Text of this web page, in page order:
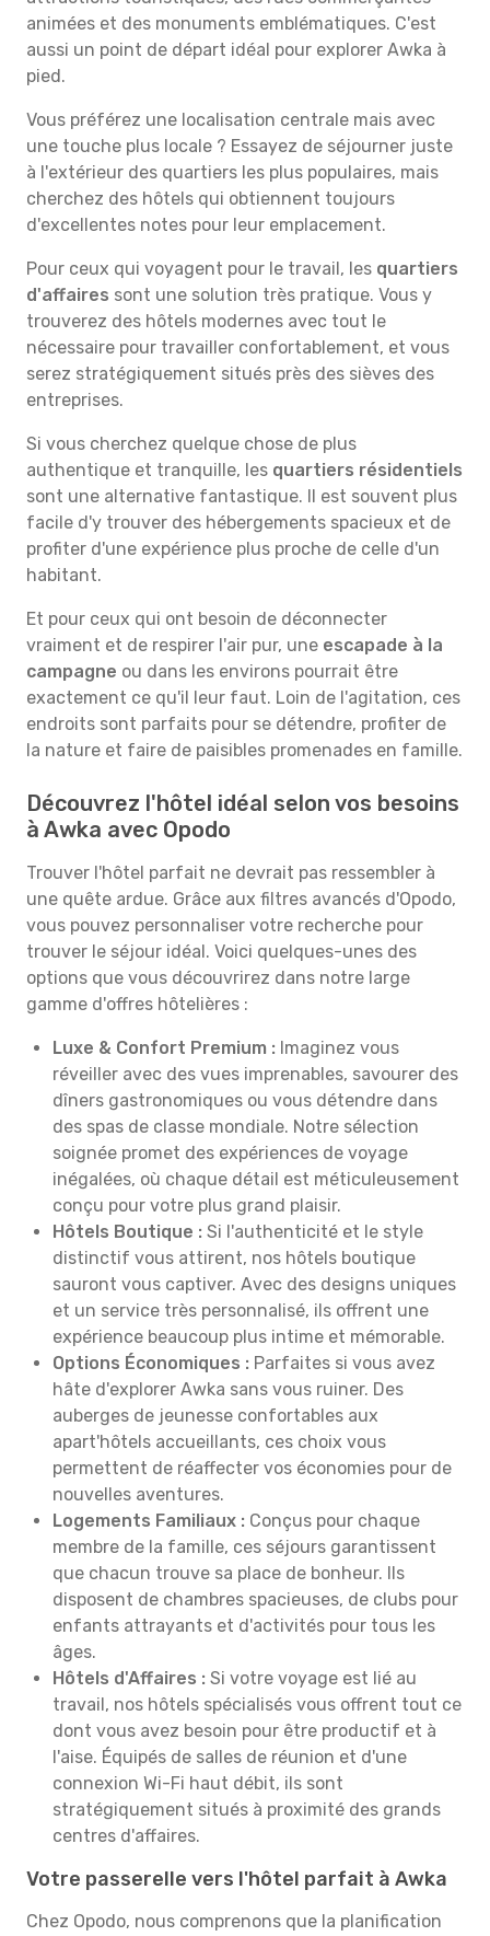
animées et des monuments emblématiques. C'est
aussi un point de départ idéal pour explorer Awka à
pied.
Vous préférez une localisation centrale mais avec
une touche plus locale ? Essayez de séjourner juste
à l'extérieur des quartiers les plus populaires, mais
cherchez des hôtels qui obtiennent toujours
d'excellentes notes pour leur emplacement.
Pour ceux qui voyagent pour le travail, les quartiers
d'affaires sont une solution très pratique. Vous y
trouverez des hôtels modernes avec tout le
nécessaire pour travailler confortablement, et vous
serez stratégiquement situés près des sièves des
entreprises.
Si vous cherchez quelque chose de plus
authentique et tranquille, les quartiers résidentiels
sont une alternative fantastique. Il est souvent plus
facile d'y trouver des hébergements spacieux et de
profiter d'une expérience plus proche de celle d'un
habitant.
Et pour ceux qui ont besoin de déconnecter
vraiment et de respirer l'air pur, une escapade à la
campagne ou dans les environs pourrait être
exactement ce qu'il leur faut. Loin de l'agitation, ces
endroits sont parfaits pour se détendre, profiter de
la nature et faire de paisibles promenades en famille.
Découvrez l'hôtel idéal selon vos besoins
à Awka avec Opodo
Trouver l'hôtel parfait ne devrait pas ressembler à
une quête ardue. Grâce aux filtres avancés d'Opodo,
vous pouvez personnaliser votre recherche pour
trouver le séjour idéal. Voici quelques-unes des
options que vous découvrirez dans notre large
gamme d'offres hôtelières :
Luxe & Confort Premium : Imaginez vous
réveiller avec des vues imprenables, savourer des
dîners gastronomiques ou vous détendre dans
des spas de classe mondiale. Notre sélection
soignée promet des expériences de voyage
inégalées, où chaque détail est méticuleusement
conçu pour votre plus grand plaisir.
Hôtels Boutique : Si l'authenticité et le style
distinctif vous attirent, nos hôtels boutique
sauront vous captiver. Avec des designs uniques
et un service très personnalisé, ils offrent une
expérience beaucoup plus intime et mémorable.
Options Économiques : Parfaites si vous avez
hâte d'explorer Awka sans vous ruiner. Des
auberges de jeunesse confortables aux
apart'hôtels accueillants, ces choix vous
permettent de réaffecter vos économies pour de
nouvelles aventures.
Logements Familiaux : Conçus pour chaque
membre de la famille, ces séjours garantissent
que chacun trouve sa place de bonheur. Ils
disposent de chambres spacieuses, de clubs pour
enfants attrayants et d'activités pour tous les
âges.
Hôtels d'Affaires : Si votre voyage est lié au
travail, nos hôtels spécialisés vous offrent tout ce
dont vous avez besoin pour être productif et à
l'aise. Équipés de salles de réunion et d'une
connexion Wi-Fi haut débit, ils sont
stratégiquement situés à proximité des grands
centres d'affaires.
Votre passerelle vers l'hôtel parfait à Awka
Chez Opodo, nous comprenons que la planification